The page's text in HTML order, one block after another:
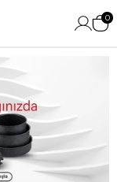
0